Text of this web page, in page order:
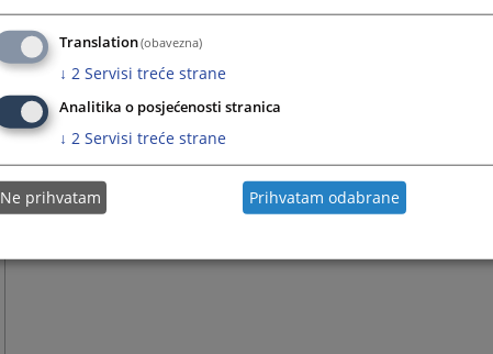
Translation(obavezna)
↓ 2 Servisi treće strane
Analitika o posjećenosti stranica
↓ 2 Servisi treće strane
Ne prihvatam Prihvatam odabrane